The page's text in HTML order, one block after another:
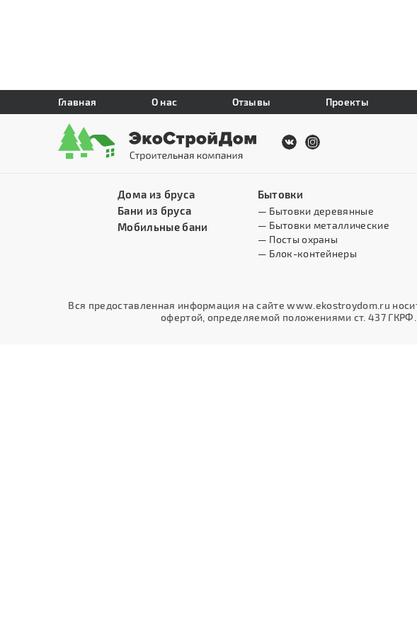
Главная О нас Отзывы Проекты
Дома из бруса
Бани из бруса
Мобильные бани
Бытовки
— Бытовки деревянные
— Бытовки металлические
— Посты охраны
— Блок-контейнеры
Вся предоставленная информация на сайте www.ekostroydom.ru
офертой, определяемой положениями ст. 437